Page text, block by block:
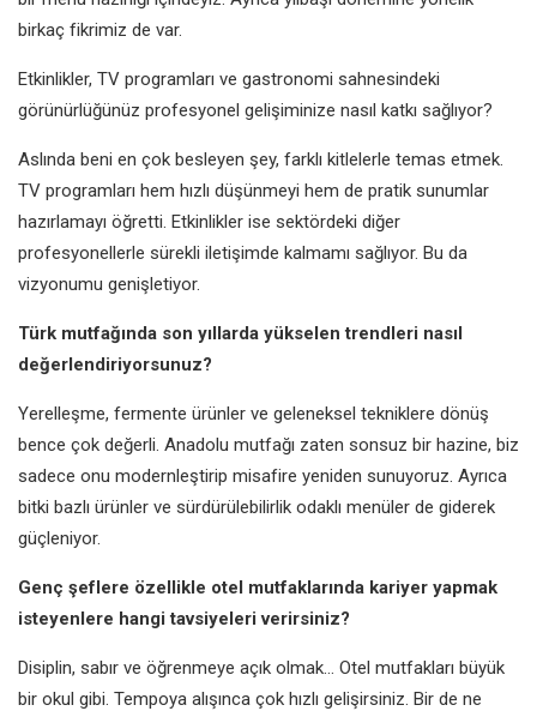
birkaç fikrimiz de var.
Etkinlikler, TV programları ve gastronomi sahnesindeki
görünürlüğünüz profesyonel gelişiminize nasıl katkı sağlıyor?
Aslında beni en çok besleyen şey, farklı kitlelerle temas etmek.
TV programları hem hızlı düşünmeyi hem de pratik sunumlar
hazırlamayı öğretti. Etkinlikler ise sektördeki diğer
profesyonellerle sürekli iletişimde kalmamı sağlıyor. Bu da
vizyonumu genişletiyor.
Türk mutfağında son yıllarda yükselen trendleri nasıl
değerlendiriyorsunuz?
Yerelleşme, fermente ürünler ve geleneksel tekniklere dönüş
bence çok değerli. Anadolu mutfağı zaten sonsuz bir hazine, biz
sadece onu modernleştirip misafire yeniden sunuyoruz. Ayrıca
bitki bazlı ürünler ve sürdürülebilirlik odaklı menüler de giderek
güçleniyor.
Genç şeflere özellikle otel mutfaklarında kariyer yapmak
isteyenlere hangi tavsiyeleri verirsiniz?
Disiplin, sabır ve öğrenmeye açık olmak… Otel mutfakları büyük
bir okul gibi. Tempoya alışınca çok hızlı gelişirsiniz. Bir de ne